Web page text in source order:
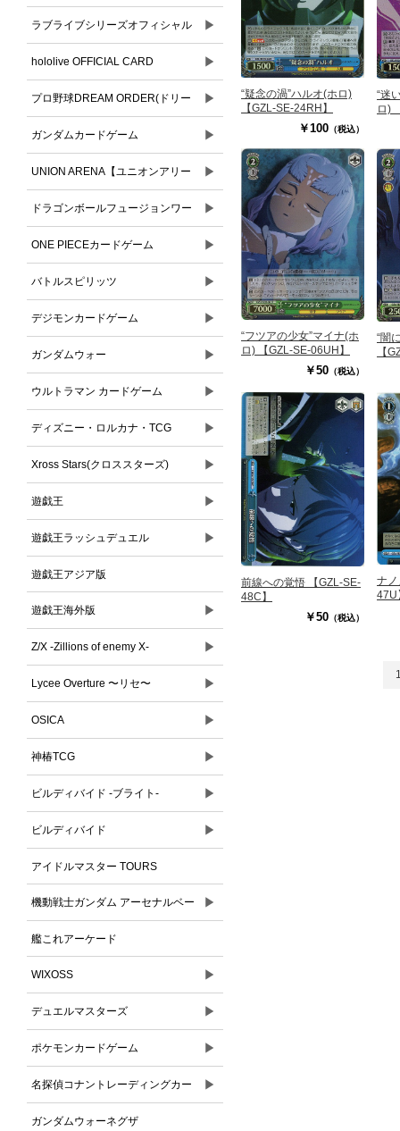
ラブライブシリーズオフィシャル
カードゲーム
▶
hololive OFFICIAL CARD
GAME(ホロライブオフィシャルカ
ードゲーム)
▶
プロ野球DREAM ORDER(ドリー
ムオーダー)
▶
ガンダムカードゲーム ▶
UNION ARENA【ユニオンアリー
ナ】
▶
ドラゴンボールフュージョンワー
ルド
▶
ONE PIECEカードゲーム ▶
バトルスピリッツ ▶
デジモンカードゲーム ▶
ガンダムウォー ▶
ウルトラマン カードゲーム ▶
ディズニー・ロルカナ・TCG ▶
Xross Stars(クロススターズ) ▶
遊戯王 ▶
遊戯王ラッシュデュエル ▶
遊戯王アジア版
遊戯王海外版 ▶
Z/X -Zillions of enemy X- ▶
Lycee Overture 〜リセ〜 ▶
OSICA ▶
神椿TCG ▶
ビルディバイド -ブライト- ▶
ビルディバイド ▶
アイドルマスター TOURS
機動戦士ガンダム アーセナルベー
ス
▶
艦これアーケード
WIXOSS ▶
デュエルマスターズ ▶
ポケモンカードゲーム ▶
名探偵コナントレーディングカー
ドゲーム
▶
ガンダムウォーネグザ
“疑念の渦”ハルオ(ホロ)
【GZL-SE-24RH】
￥100 （税込）
“迷
ロ)
“フツアの少女”マイナ(ホ
ロ) 【GZL-SE-06UH】
￥50 （税込）
“闇
【
前線への覚悟 【GZL-SE-
48C】
￥50 （税込）
ナ
47U